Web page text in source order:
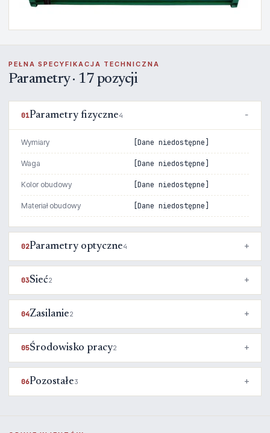
PEŁNA SPECYFIKACJA TECHNICZNA
Parametry · 17 pozycji
01Parametry fizyczne4
Wymiary [Dane niedostępne]
Waga [Dane niedostępne]
Kolor obudowy [Dane niedostępne]
Materiał obudowy [Dane niedostępne]
02Parametry optyczne4
03Sieć2
04Zasilanie2
05Środowisko pracy2
06Pozostałe3